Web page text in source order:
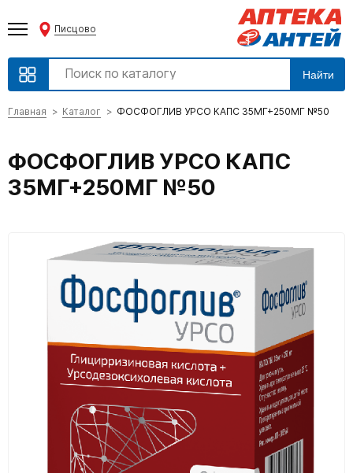
Писцово
Найти
Главная Каталог ФОСФОГЛИВ УРСО КАПС 35МГ+250МГ №50
ФОСФОГЛИВ УРСО КАПС
35МГ+250МГ №50